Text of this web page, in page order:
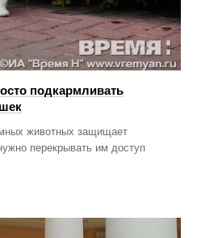
подкармливать
животных защищает
перекрывать им доступ